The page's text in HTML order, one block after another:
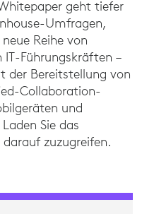
geht tiefer
Umfragen,
Reihe von
Führungskräften –
der Bereitstellung von
Collaboration-
und
Sie das
zuzugreifen.